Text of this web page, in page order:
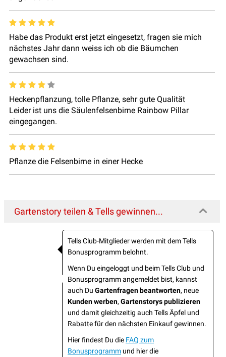
Habe das Produkt erst jetzt eingesetzt, fragen sie mich
nächstes Jahr dann weiss ich ob die Bäumchen
gewachsen sind.
Heckenpflanzung, tolle Pflanze, sehr gute Qualität
Leider ist uns die Säulenfelsenbirne Rainbow Pillar
eingegangen.
Pflanze die Felsenbirne in einer Hecke
Gartenstory teilen & Tells gewinnen...
Tells Club-Mitglieder werden mit dem Tells
Bonusprogramm belohnt.
Wenn Du eingeloggt und beim Tells Club und
Bonusprogramm angemeldet bist, kannst
auch Du Gartenfragen beantworten, neue
Kunden werben, Gartenstorys publizieren
und damit gleichzeitig auch Tells Äpfel und
Rabatte für den nächsten Einkauf gewinnen.
Hier findest Du die FAQ zum
Bonusprogramm und hier die